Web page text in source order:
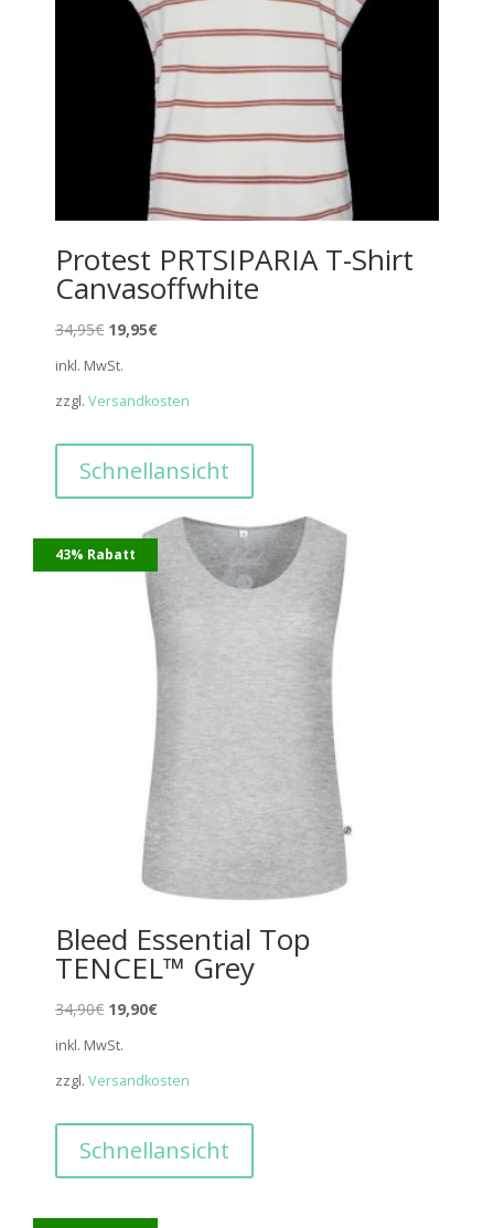
Protest PRTSIPARIA T-Shirt
Canvasoffwhite
34,95€ Ursprünglicher
34,95€
19,95€Aktueller
19,95€.
inkl. MwSt.
zzgl. Versandkosten
Schnellansicht
43% Rabatt
Bleed Essential Top
TENCEL™ Grey
34,90€ Ursprünglicher
34,90€
19,90€Aktueller
19,90€.
inkl. MwSt.
zzgl. Versandkosten
Schnellansicht